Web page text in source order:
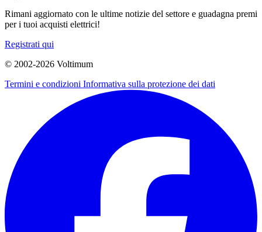
Rimani aggiornato con le ultime notizie del settore e guadagna premi
per i tuoi acquisti elettrici!
Registrati qui
© 2002-2026 Voltimum
Termini e condizioni Informativa sulla protezione dei dati